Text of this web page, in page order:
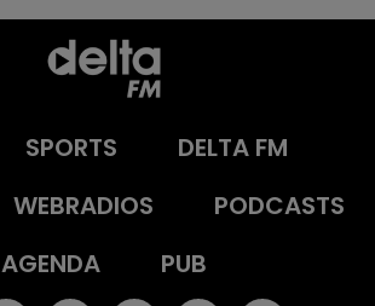
SPORTS
DELTA FM
WEBRADIOS
PODCASTS
AGENDA
PUB